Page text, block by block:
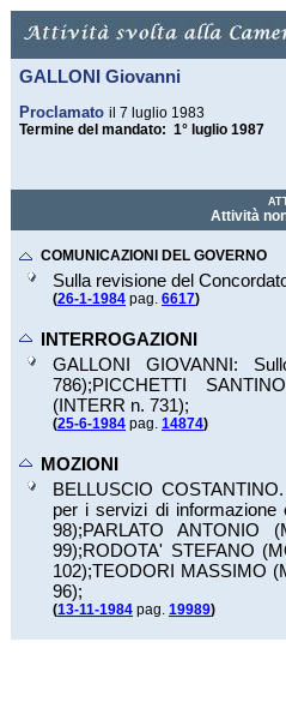
GALLONI Giovanni
Proclamato il 7 luglio 1983
Termine del mandato: 1° luglio 1987
Attività
COMUNICAZIONI DEL GOVERNO
Sulla revisione del
(26-1-1984 pag. 6617)
INTERROGAZIONI
GALLONI GIOVANNI:
786);PICCHETTI
(INTERR n. 731);
(25-6-1984 pag. 14874)
MOZIONI
BELLUSCIO
per i servizi di
98);PARLATO ANTONIO
99);RODOTA' STEFANO
102);TEODORI MASSIMO
96);
(13-11-1984 pag. 19989)